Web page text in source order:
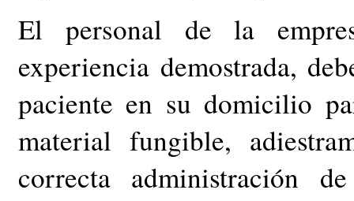
El personal de la
experiencia demostrada,
paciente en su domicilio
material fungible,
correcta administración